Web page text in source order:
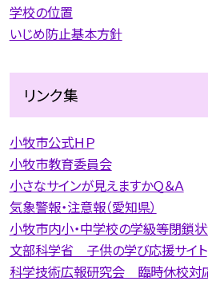
学校の位置
いじめ防止基本方針
リンク集
小牧市公式ＨＰ
小牧市教育委員会
小さなサインが見えますかＱ＆Ａ
気象警報・注意報（愛知県）
小牧市内小・中学校の学級等閉鎖
文部科学省 子供の学び応援サイト
科学技術広報研究会 臨時休校対